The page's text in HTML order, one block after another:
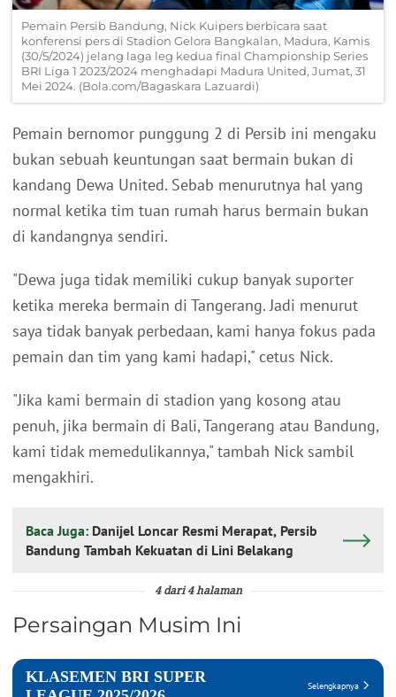
Pemain Persib Bandung, Nick Kuipers berbicara saat
konferensi pers di Stadion Gelora Bangkalan, Madura, Kamis
(30/5/2024) jelang laga leg kedua final Championship Series
BRI Liga 1 2023/2024 menghadapi Madura United, Jumat, 31
Mei 2024. (Bola.com/Bagaskara Lazuardi)
Pemain bernomor punggung 2 di Persib ini mengaku
bukan sebuah keuntungan saat bermain bukan di
kandang Dewa United. Sebab menurutnya hal yang
normal ketika tim tuan rumah harus bermain bukan
di kandangnya sendiri.
"Dewa juga tidak memiliki cukup banyak suporter
ketika mereka bermain di Tangerang. Jadi menurut
saya tidak banyak perbedaan, kami hanya fokus pada
pemain dan tim yang kami hadapi," cetus Nick.
"Jika kami bermain di stadion yang kosong atau
penuh, jika bermain di Bali, Tangerang atau Bandung,
kami tidak memedulikannya," tambah Nick sambil
mengakhiri.
Baca Juga: Danijel Loncar Resmi Merapat, Persib
Bandung Tambah Kekuatan di Lini Belakang
4 dari 4 halaman
Persaingan Musim Ini